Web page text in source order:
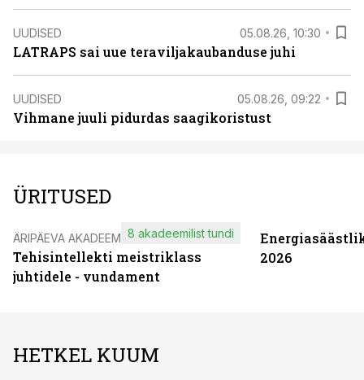
UUDISED 05.08.26, 10:30
LATRAPS sai uue teraviljakaubanduse juhi
UUDISED 05.08.26, 09:22
Vihmane juuli pidurdas saagikoristust
ÜRITUSED
ÄRIPÄEVA AKADEEMIA
Tehisintellekti meistriklass
juhtidele - vundament
8 akadeemilist tundi
2026
HETKEL KUUM